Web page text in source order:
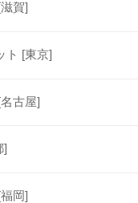
賀]
ト [東京]
古屋]
]
岡]